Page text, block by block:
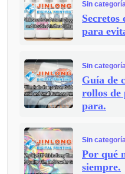
Sin
para
Sin categoría
Guía de
rollos de
para.
Sin
Por qué
siempre.